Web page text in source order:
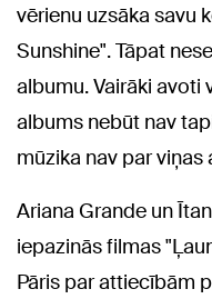
vērienu uzsāka savu
Sunshine". Tāpat
albumu. Vairāki avoti
albums nebūt nav
mūzika nav par
Ariana Grande un
iepazinās filmas
Pāris par attiecībām